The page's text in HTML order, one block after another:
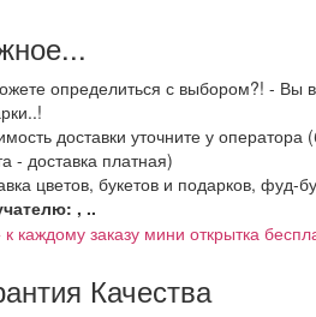
определиться с выбором?! - Вы
доставки уточните у
- доставка платная)
цветов, букетов и подарков, фуд-
, ..
к каждому заказу мини открытка
Качества